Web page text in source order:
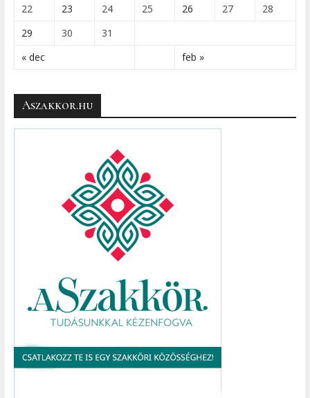
« dec feb »
22
23 24 25 26 27
28
29
30 31
Aszakkor.hu